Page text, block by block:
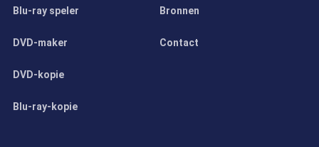
Blu-ray speler
DVD-maker
DVD-kopie
Blu-ray-kopie
Bronnen
Contact